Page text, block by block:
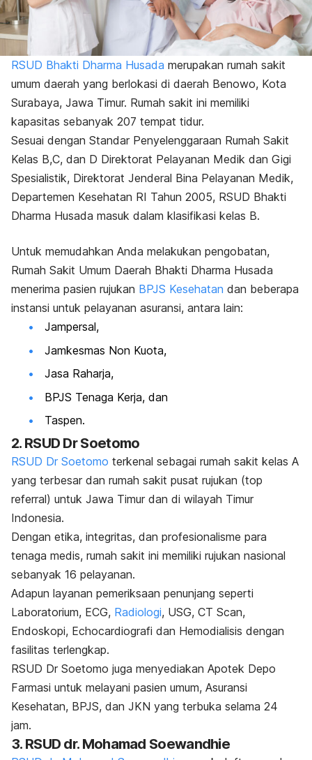
RSUD Bhakti Dharma Husada merupakan rumah sakit
umum daerah yang berlokasi di daerah Benowo, Kota
Surabaya, Jawa Timur. Rumah sakit ini memiliki
kapasitas sebanyak 207 tempat tidur.
Sesuai dengan Standar Penyelenggaraan Rumah Sakit
Kelas B,C, dan D Direktorat Pelayanan Medik dan Gigi
Spesialistik, Direktorat Jenderal Bina Pelayanan Medik,
Departemen Kesehatan RI Tahun 2005, RSUD Bhakti
Dharma Husada masuk dalam klasifikasi kelas B.
Untuk memudahkan Anda melakukan pengobatan,
Rumah Sakit Umum Daerah Bhakti Dharma Husada
menerima pasien rujukan BPJS Kesehatan dan beberapa
instansi untuk pelayanan asuransi, antara lain:
Jampersal,
Jamkesmas Non Kuota,
Jasa Raharja,
BPJS Tenaga Kerja, dan
Taspen.
2. RSUD Dr Soetomo
RSUD Dr Soetomo terkenal sebagai rumah sakit kelas A
yang terbesar dan rumah sakit pusat rujukan (top
referral) untuk Jawa Timur dan di wilayah Timur
Indonesia.
Dengan etika, integritas, dan profesionalisme para
tenaga medis, rumah sakit ini memiliki rujukan nasional
sebanyak 16 pelayanan.
Adapun layanan pemeriksaan penunjang seperti
Laboratorium, ECG, Radiologi, USG, CT Scan,
Endoskopi, Echocardiografi dan Hemodialisis dengan
fasilitas terlengkap.
RSUD Dr Soetomo juga menyediakan Apotek Depo
Farmasi untuk melayani pasien umum, Asuransi
Kesehatan, BPJS, dan JKN yang terbuka selama 24
jam.
3. RSUD dr. Mohamad Soewandhie